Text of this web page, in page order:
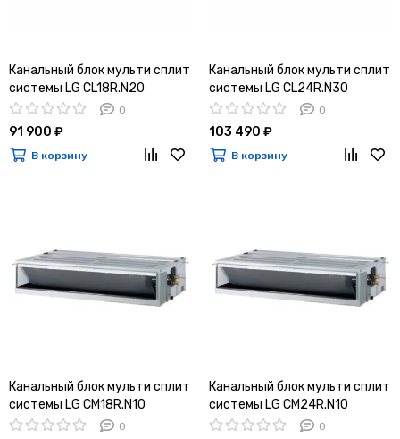
Канальный блок мульти сплит
системы LG CL18R.N20
0
91 900 ₽
В корзину
Канальный блок мульти сплит
системы LG CL24R.N30
0
103 490 ₽
В корзину
Канальный блок мульти сплит
системы LG CM18R.N10
0
Канальный блок мульти сплит
системы LG CM24R.N10
0